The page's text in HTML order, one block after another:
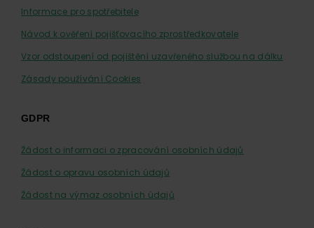
Informace pro spotřebitele
Návod k ověření pojišťovacího zprostředkovatele
Vzor odstoupení od pojištění uzavřeného službou na dálku
Zásady používání Cookies
GDPR
Žádost o informaci o zpracování osobních údajů
Žádost o opravu osobních údajů
Žádost na výmaz osobních údajů